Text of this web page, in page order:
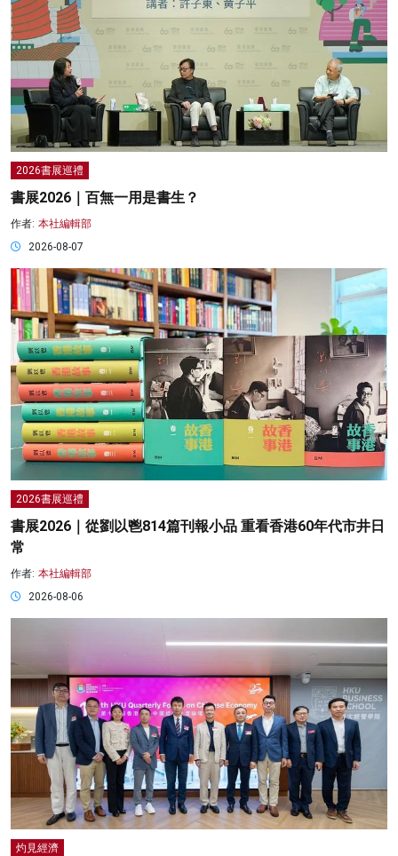
2026書展巡禮
書展2026｜百無一用是書生？
作者: 本社編輯部
2026-08-07
2026書展巡禮
書展2026｜從劉以鬯814篇刊報小品 重看香港60年代市井日
常
作者: 本社編輯部
2026-08-06
灼見經濟